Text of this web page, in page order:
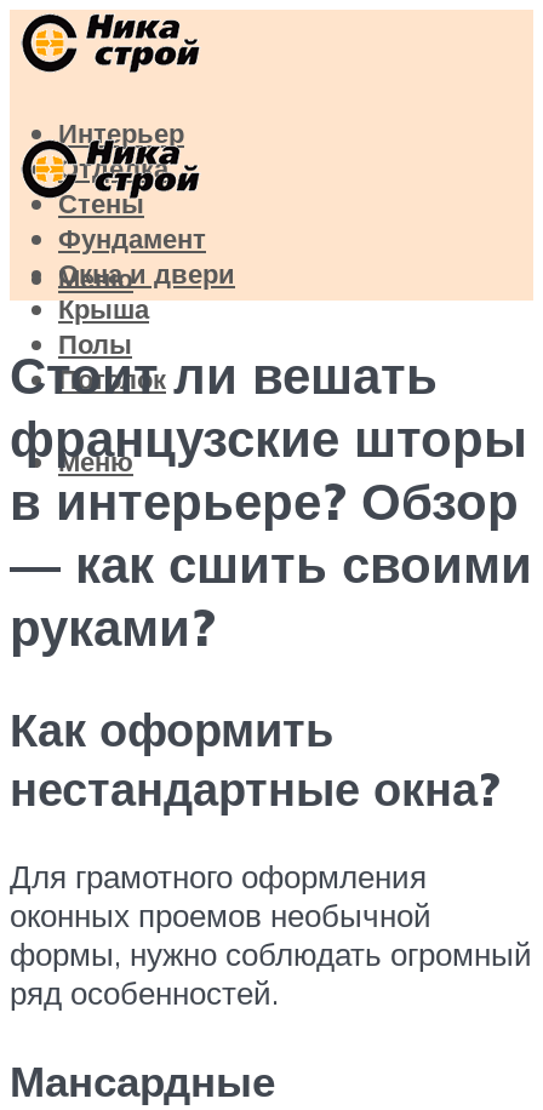
Интерьер
Отделка
Стены
Фундамент
Окна и двери
Крыша
Полы
Потолок
Меню
Меню
Стоит ли вешать
французские шторы
в интерьере? Обзор
— как сшить своими
руками?
Как оформить
нестандартные окна?
Для грамотного оформления
оконных проемов необычной
формы, нужно соблюдать огромный
ряд особенностей.
Мансардные